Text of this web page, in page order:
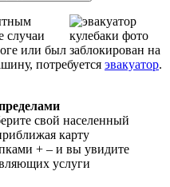
случаи
или был заблокирован на
потребуется эвакуатор.
свой населенный
карту
+ – и вы увидите
услуги